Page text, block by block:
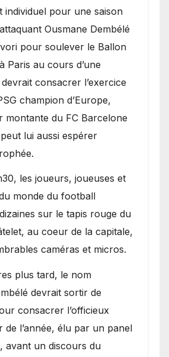
individuel pour une saison
Ousmane Dembélé
pour soulever le Ballon
Paris au cours d’une
consacrer l’exercice
champion d’Europe,
montante du FC Barcelone
lui aussi espérer
les joueurs, joueuses et
monde du football
sur le tapis rouge du
au coeur de la capitale,
caméras et micros.
plus tard, le nom
devrait sortir de
consacrer l’officieux
de l’année, élu par un panel
avant un discours du